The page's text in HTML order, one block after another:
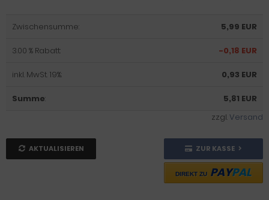
Zwischensumme: 5,99 EUR
3.00 % Rabatt: -0,18 EUR
inkl. MwSt. 19%: 0,93 EUR
Summe:
5,81 EUR
zzgl.Versand
AKTUALISIEREN ZUR KASSE
DIREKT ZU PAYPAL